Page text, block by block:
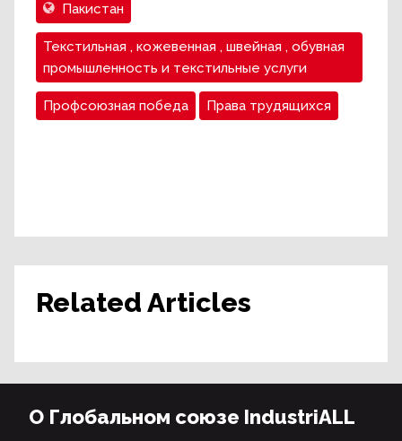
Пакистан
Текстильная , кожевенная , швейная , обувная
промышленность и текстильные услуги
Профсоюзная победа Права трудящихся
Related Articles
О Глобальном союзе IndustriALL